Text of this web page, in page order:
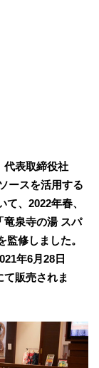
代表取締役社
ースを活用する
、2022年春、
竜泉寺の湯 スパ
修しました。
年6月28日
て販売されま